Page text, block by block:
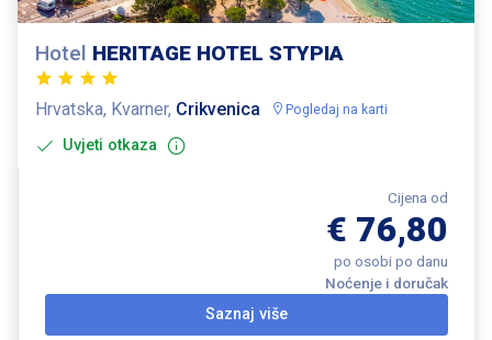
Hotel HERITAGE HOTEL STYPIA
Hrvatska, Kvarner, Crikvenica Pogledaj na karti
Uvjeti otkaza
Cijena od
€ 76,80
po osobi po danu
Noćenje i doručak
Saznaj više